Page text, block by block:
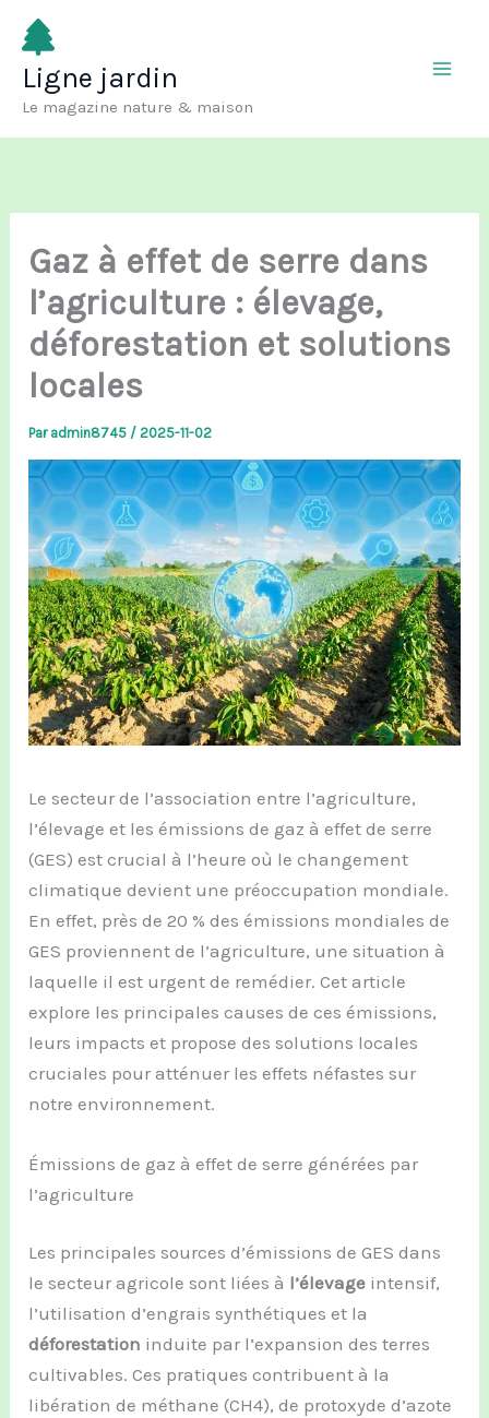
Aller
contenu
Ligne jardin
Le magazine nature & maison
Gaz à effet de serre dans
l’agriculture : élevage,
déforestation et solutions
locales
Par admin8745 /2025-11-02
Le secteur de l’association entre l’agriculture,
l’élevage et les émissions de gaz à effet de serre
(GES) est crucial à l’heure où le changement
climatique devient une préoccupation mondiale.
En effet, près de 20 % des émissions mondiales de
GES proviennent de l’agriculture, une situation à
laquelle il est urgent de remédier. Cet article
explore les principales causes de ces émissions,
leurs impacts et propose des solutions locales
cruciales pour atténuer les effets néfastes sur
notre environnement.
Émissions de gaz à effet de serre générées par
l’agriculture
Les principales sources d’émissions de GES dans
le secteur agricole sont liées à l’élevage intensif,
l’utilisation d’engrais synthétiques et la
déforestation induite par l’expansion des terres
cultivables. Ces pratiques contribuent à la
libération de méthane (CH4), de protoxyde d’azote